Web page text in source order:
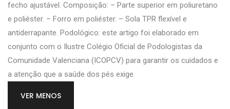
fecho ajustável. Composição: – Parte superior em poliuretano
e poliéster. – Forro em poliéster. – Sola TPR flexível e
antiderrapante. Podológico: este artigo foi elaborado em
conjunto com o Ilustre Colégio Oficial de Podologistas da
Comunidade Valenciana (ICOPCV) para garantir os cuidados e
a atenção que a saúde dos pés exige.
VER MENOS